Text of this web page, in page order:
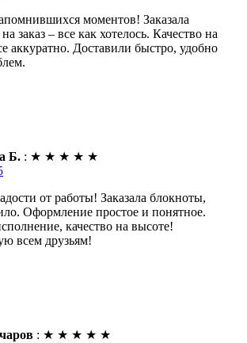
моментов! Заказала
заказ – все как хотелось. Качество на
аккуратно. Доставили быстро, удобно
Б. : ★ ★ ★ ★ ★
от работы! Заказала блокноты,
Оформление простое и понятное.
качество на высоте!
всем друзьям!
: ★ ★ ★ ★ ★